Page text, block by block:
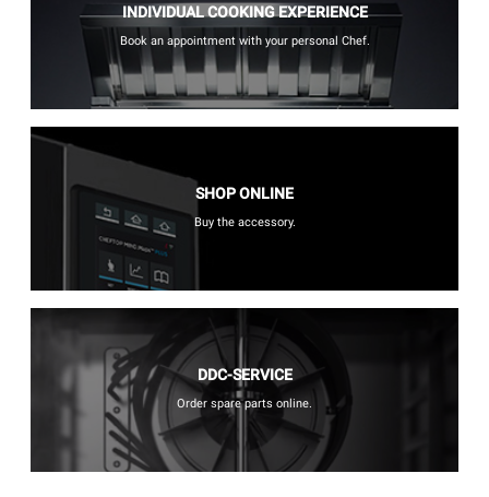
INDIVIDUAL COOKING EXPERIENCE
Book an appointment with your personal Chef.
SHOP ONLINE
Buy the accessory.
DDC-SERVICE
Order spare parts online.